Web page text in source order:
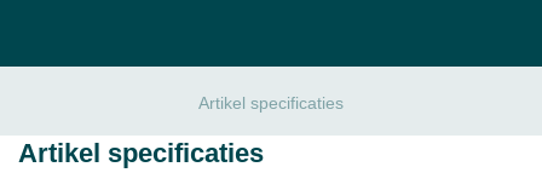
Artikel specificaties
Artikel specificaties